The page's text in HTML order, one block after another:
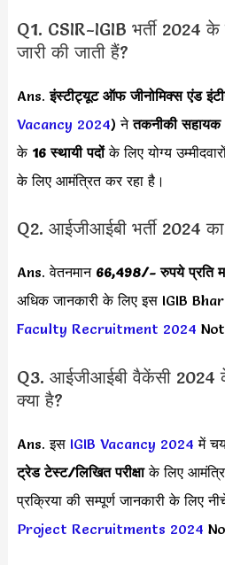
Q1. CSIR-IGIB भर्ती 2024 के
जारी की जाती हैं?
Ans.इंस्टीट्यूट ऑफ जीनोमिक्स एंड
Vacancy 2024) नेतकनीकी सहायक
के16 स्थायी पदोंके लिए योग्य
के लिए आमंत्रित कर रहा है।
Q2. आईजीआईबी भर्ती 2024
Ans. वेतनमान 66,498/- रुपयेप्रति
अधिक जानकारी के लिए इस IGIB
Faculty Recruitment 2024
Q3. आईजीआईबी वैकेंसी 2024
क्या है?
Ans. इस IGIB Vacancy 2024 में
ट्रेड टेस्ट/लिखित परीक्षाके लिए
प्रक्रिया की सम्पूर्ण जानकारी के लिए
Project Recruitments 2024